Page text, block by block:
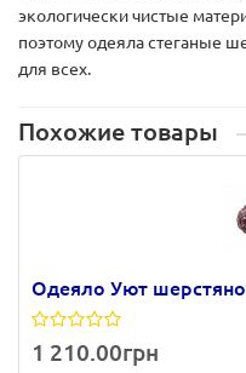
экологически чистые
поэтому одеяла стеганые
для всех.
Похожие товары
Одеяло Уют
1 210.00грн